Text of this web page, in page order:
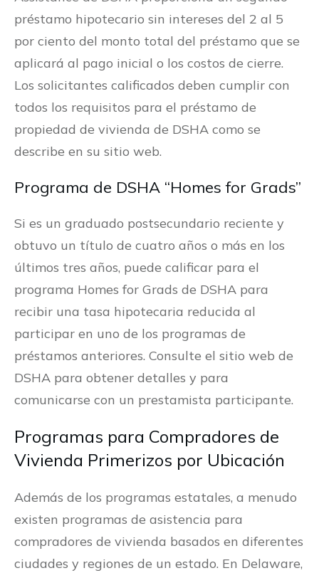
préstamo hipotecario sin intereses del 2 al 5
por ciento del monto total del préstamo que se
aplicará al pago inicial o los costos de cierre.
Los solicitantes calificados deben cumplir con
todos los requisitos para el préstamo de
propiedad de vivienda de DSHA como se
describe en su sitio web.
Programa de DSHA “Homes for Grads”
Si es un graduado postsecundario reciente y
obtuvo un título de cuatro años o más en los
últimos tres años, puede calificar para el
programa Homes for Grads de DSHA para
recibir una tasa hipotecaria reducida al
participar en uno de los programas de
préstamos anteriores. Consulte el sitio web de
DSHA para obtener detalles y para
comunicarse con un prestamista participante.
Programas para Compradores de
Vivienda Primerizos por Ubicación
Además de los programas estatales, a menudo
existen programas de asistencia para
compradores de vivienda basados ​​en diferentes
ciudades y regiones de un estado. En Delaware,